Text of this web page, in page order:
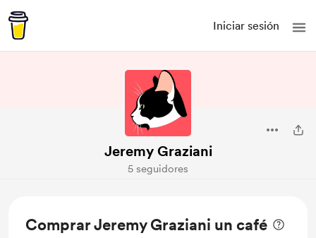
Iniciar sesión
Jeremy Graziani
5 seguidores
Comprar Jeremy Graziani un café